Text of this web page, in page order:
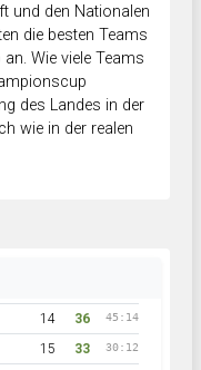
und den Nationalen
die besten Teams
Wie viele Teams
des Landes in der
wie in der realen
14 36 45:14
15 33 30:12